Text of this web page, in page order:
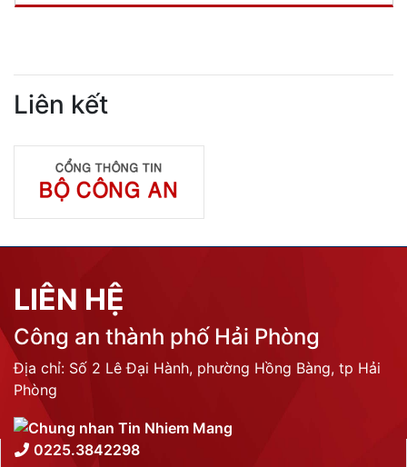
Liên kết
LIÊN HỆ
Công an thành phố Hải Phòng
Địa chỉ: Số 2 Lê Đại Hành, phường Hồng Bàng, tp Hải
Phòng
0225.3842298